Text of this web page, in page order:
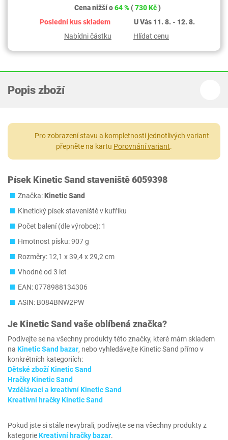
Cena nižší o64 %(730 Kč)
Poslední kus skladem
U Vás 11. 8. - 12. 8.
Nabídni částku
Hlídat cenu
Popis zboží
Pro zobrazení stavu a kompletnosti jednotlivých variant
přepněte na kartu Porovnání variant.
Písek Kinetic Sand staveniště 6059398
Značka:Kinetic Sand
Kinetický písek staveniště v kufříku
Počet balení (dle výrobce): 1
Hmotnost písku: 907 g
Rozměry: 12,1 x 39,4 x 29,2 cm
Vhodné od 3 let
EAN: 0778988134306
ASIN: B084BNW2PW
Je Kinetic Sand vaše oblíbená značka?
Podívejte se na všechny produkty této značky, které mám skladem
na Kinetic Sand bazar, nebo vyhledávejte Kinetic Sand přímo v
konkrétních kategoriích:
Dětské zboží Kinetic Sand
Hračky Kinetic Sand
Vzdělávací a kreativní Kinetic Sand
Kreativní hračky Kinetic Sand
Pokud jste si stále nevybrali, podívejte se na všechny produkty z
kategorieKreativní hračky bazar.